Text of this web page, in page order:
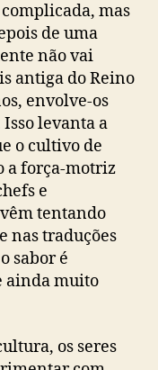
mas
de uma
não vai
antiga do Reino
envolve-os
levanta a
o cultivo de
a força-motriz
e
tentando
nas traduções
sabor é
ainda muito
os seres